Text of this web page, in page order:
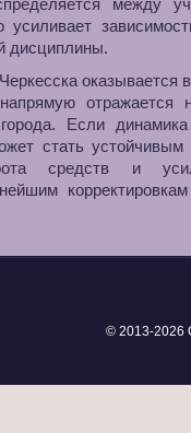
между
дисциплины.
оказывается
отражается
Если
стать
средств и
© 2013-2026